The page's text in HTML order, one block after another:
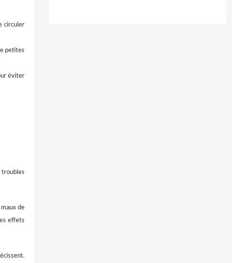
circuler
petites
éviter
de
effets